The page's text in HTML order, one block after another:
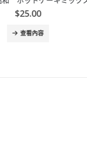
$
查看內容